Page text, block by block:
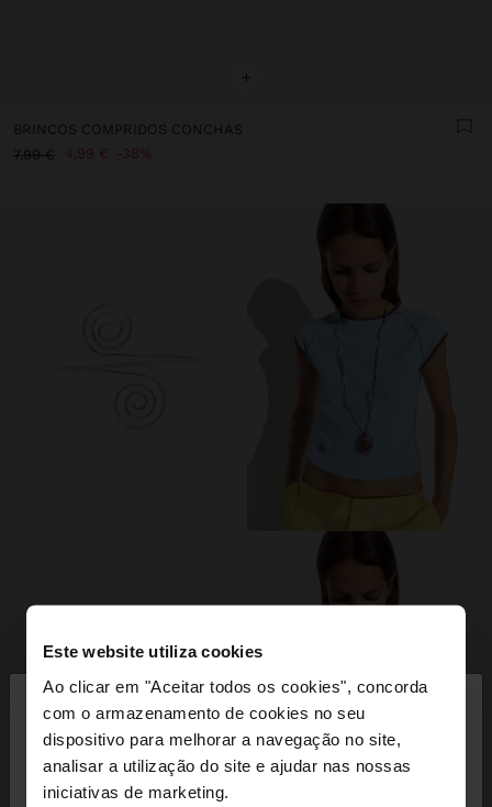
Este website utiliza cookies
Ao clicar em "Aceitar todos os cookies", concorda
com o armazenamento de cookies no seu
dispositivo para melhorar a navegação no site,
analisar a utilização do site e ajudar nas nossas
iniciativas de marketing.
Está a aceder ao site a partir de Portugal. Deseja
navegar no nosso site United States?
+
BRINCOS COMPRIDOS CONCHAS
7,99 €
4,99 € 38%